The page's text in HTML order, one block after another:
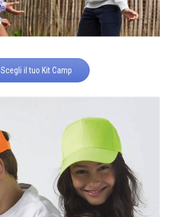
Scegli il tuo Kit Camp